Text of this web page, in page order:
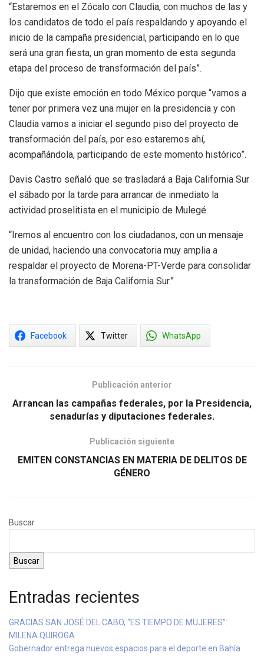
“Estaremos en el Zócalo con Claudia, con muchos de las y
los candidatos de todo el país respaldando y apoyando el
inicio de la campaña presidencial, participando en lo que
será una gran fiesta, un gran momento de esta segunda
etapa del proceso de transformación del país”.
Dijo que existe emoción en todo México porque “vamos a
tener por primera vez una mujer en la presidencia y con
Claudia vamos a iniciar el segundo piso del proyecto de
transformación del país, por eso estaremos ahí,
acompañándola, participando de este momento histórico”.
Davis Castro señaló que se trasladará a Baja California Sur
el sábado por la tarde para arrancar de inmediato la
actividad proselitista en el municipio de Mulegé.
“Iremos al encuentro con los ciudadanos, con un mensaje
de unidad, haciendo una convocatoria muy amplia a
respaldar el proyecto de Morena-PT-Verde para consolidar
la transformación de Baja California Sur.”
Facebook Twitter WhatsApp
Publicación anterior
Arrancan las campañas federales, por la Presidencia,
senadurías y diputaciones federales.
Publicación siguiente
EMITEN CONSTANCIAS EN MATERIA DE DELITOS DE
GÉNERO
Buscar
Buscar
Entradas recientes
GRACIAS SAN JOSÉ DEL CABO, “ES TIEMPO DE MUJERES”:
MILENA QUIROGA
Gobernador entrega nuevos espacios para el deporte en Bahía